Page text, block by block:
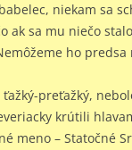
niekam sa
ak sa mu niečo
ho
preťažký,
krútili
meno – Statočné